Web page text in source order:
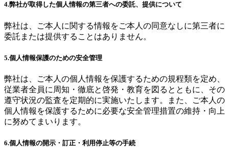
4.弊社が取得した個人情報の第三者への委託、提供について
弊社は、ご本人に関する情報をご本人の同意なしに第三者に
委託または提供することはありません。
5.個人情報保護のための安全管理
弊社は、ご本人の個人情報を保護するための規程類を定め、
従業者全員に周知・徹底と啓発・教育を図るとともに、その
遵守状況の監査を定期的に実施いたします。また、ご本人の
個人情報を保護するために必要な安全管理措置の維持・向上
に努めてまいります。
6.個人情報の開示・訂正・利用停止等の手続